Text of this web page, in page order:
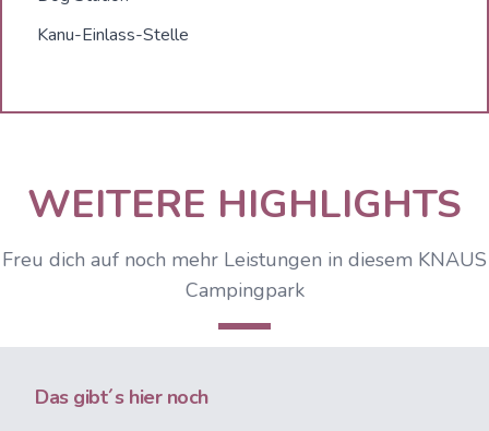
Kanu-Einlass-Stelle
WEITERE HIGHLIGHTS
Freu dich auf noch mehr Leistungen in diesem KNAUS
Campingpark
Das gibt´s hier noch